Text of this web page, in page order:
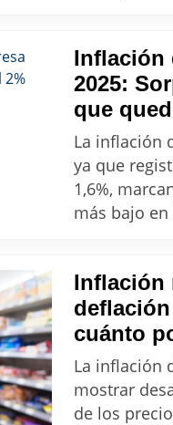
Inflación
2025:
que
La inflación
ya que
1,6%,
más bajo
Inflación
cuánto
La inflación
mostrar
de los